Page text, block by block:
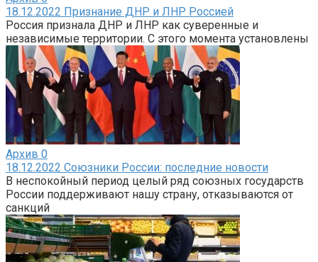
18.12.2022 Признание ДНР и ЛНР Россией
Россия признала ДНР и ЛНР как суверенные и
независимые территории. С этого момента установлены
Архив 0
18.12.2022 Союзники России: последние новости
В неспокойный период целый ряд союзных государств
России поддерживают нашу страну, отказываются от
санкций